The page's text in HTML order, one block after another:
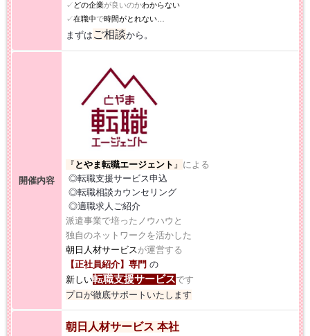
✓どの企業が良いのかわからない
✓在職中で時間がとれない…
まずは ご相談から。
開催内容
『 とやま転職エージェント 』 による
◎転職支援サービス申込
◎転職相談カウンセリング
◎適職求人ご紹介
派遣事業で培ったノウハウと
独自のネットワークを活かした
朝日人材サービスが運営する
【正社員紹介】専門 の
新しい転職支援サービスです
プロが徹底サポートいたします
朝日人材サービス 本社